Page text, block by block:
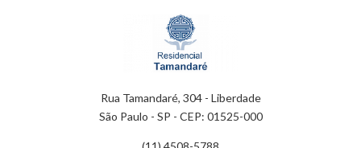
Rua Tamandaré, 304 - Liberdade
São Paulo - SP - CEP: 01525-000